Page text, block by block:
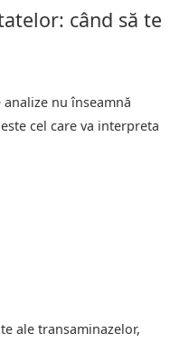
când să te
nu înseamnă
cel care va interpreta
ale transaminazelor,